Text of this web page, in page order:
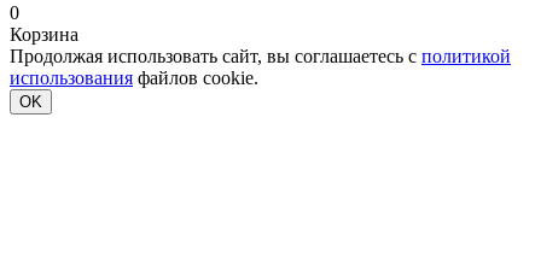
0
Корзина
Продолжая использовать сайт, вы соглашаетесь с политикой
использования файлов cookie.
OK